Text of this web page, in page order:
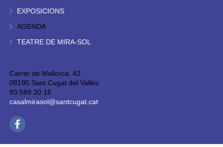
EXPOSICIONS
AGENDA
TEATRE DE MIRA-SOL
Carrer de Mallorca, 42
08195 Sant Cugat del Vallès
93 589 20 18
casalmirasol@santcugat.cat